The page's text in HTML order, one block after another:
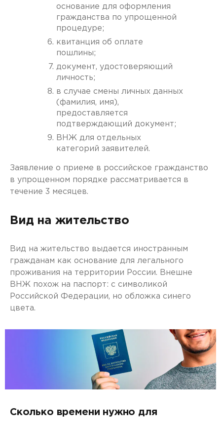
основание для оформления
гражданства по упрощенной
процедуре;
квитанция об оплате
пошлины;
документ, удостоверяющий
личность;
в случае смены личных данных
(фамилия, имя),
предоставляется
подтверждающий документ;
ВНЖ для отдельных
категорий заявителей.
Заявление о приеме в российское гражданство
в упрощенном порядке рассматривается в
течение 3 месяцев.
Вид на жительство
Вид на жительство выдается иностранным
гражданам как основание для легального
проживания на территории России. Внешне
ВНЖ похож на паспорт: с символикой
Российской Федерации, но обложка синего
цвета.
Сколько времени нужно для